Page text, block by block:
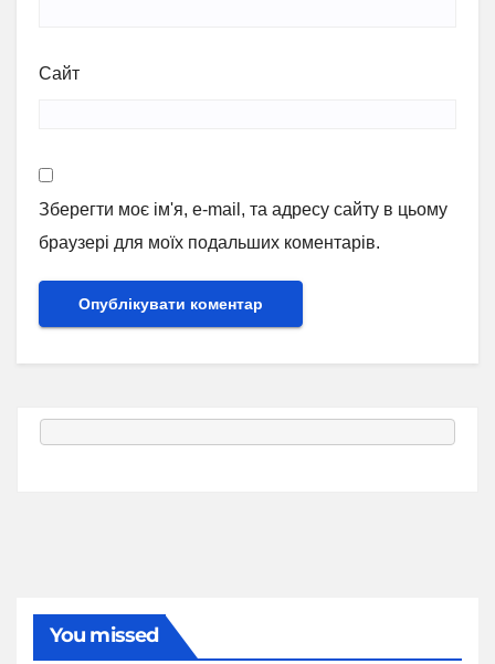
Сайт
Зберегти моє ім'я, e-mail, та адресу сайту в цьому
браузері для моїх подальших коментарів.
You missed